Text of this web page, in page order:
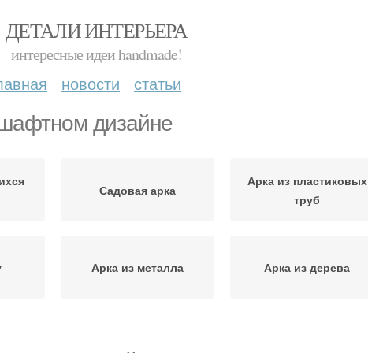
ДЕТАЛИ ИНТЕРЬЕРА
интересные идеи handmade!
новости статьи
дизайне
Садовая арка
Арка из пластиковых
труб
Арка из металла Арка из дерева